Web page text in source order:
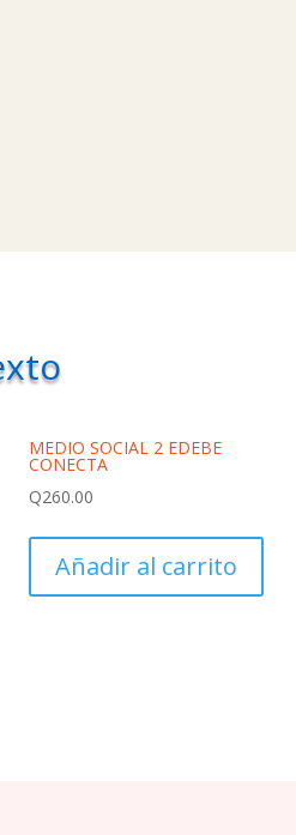
MEDIO SOCIAL 2 EDEBE
CONECTA
Q260.00
Añadir al carrito